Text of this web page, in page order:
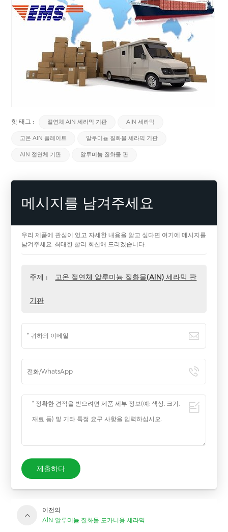
핫 태그 : 절연체 AlN 세라믹 기판 AlN 세라믹
고온 AlN 플레이트 알루미늄 질화물 세라믹 기판
AlN 절연체 기판 알루미늄 질화물 판
메시지를 남겨주세요
우리 제품에 관심이 있고 자세한 내용을 알고 싶다면 여기에 메시지를
남겨주세요. 최대한 빨리 회신해 드리겠습니다.
주제 : 고온 절연체 알루미늄 질화물(AlN) 세라믹 판
기판
제출하다
이전의
AlN 알루미늄 질화물 도가니용 세라믹